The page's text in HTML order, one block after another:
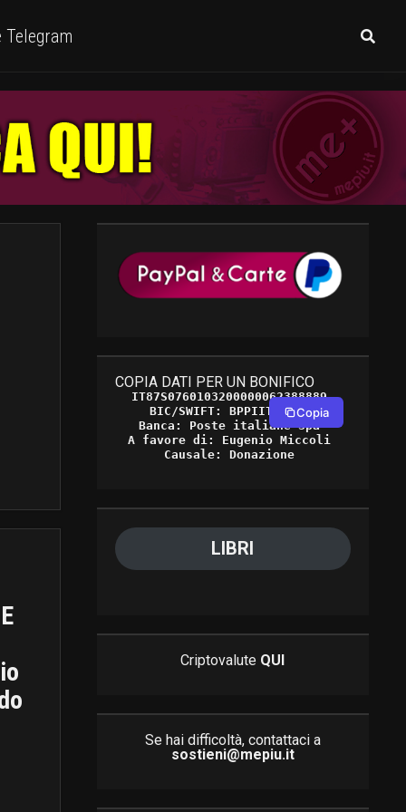
Telegram
COPIA DATI PER UN BONIFICO
IT87S0760103200000062388889
BIC/SWIFT: BPPIITRRXXX
Banca: Poste italiane Spa
A favore di: Eugenio Miccoli
Causale: Donazione
Copia
LIBRI
Criptovalute QUI
Se hai difficoltà, contattaci a
sostieni@mepiu.it